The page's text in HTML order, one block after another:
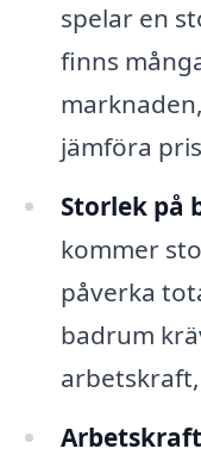
spelar en
finns
jämföra
Storlek på
kommer
påverka
badrum